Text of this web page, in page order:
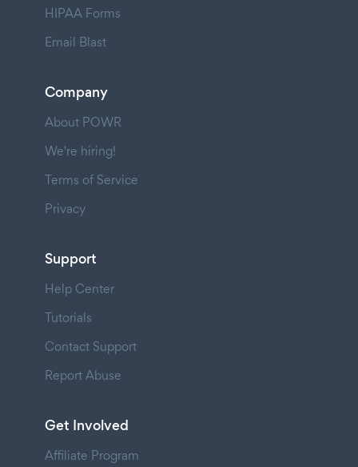
HIPAA Forms
Email Blast
Company
About POWR
We're hiring!
Terms of Service
Privacy
Support
Help Center
Tutorials
Contact Support
Report Abuse
Get Involved
Affiliate Program